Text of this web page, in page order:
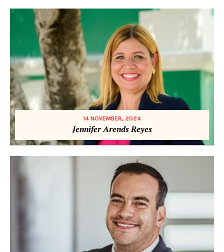
14 NOVEMBER, 2024
Jennifer Arends Reyes